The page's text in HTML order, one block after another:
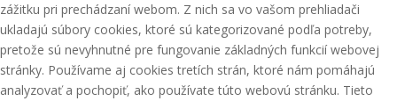
zážitku pri prechádzaní webom. Z nich sa vo vašom prehliadači
ukladajú súbory cookies, ktoré sú kategorizované podľa potreby,
pretože sú nevyhnutné pre fungovanie základných funkcií webovej
stránky. Používame aj cookies tretích strán, ktoré nám pomáhajú
analyzovať a pochopiť, ako používate túto webovú stránku. Tieto